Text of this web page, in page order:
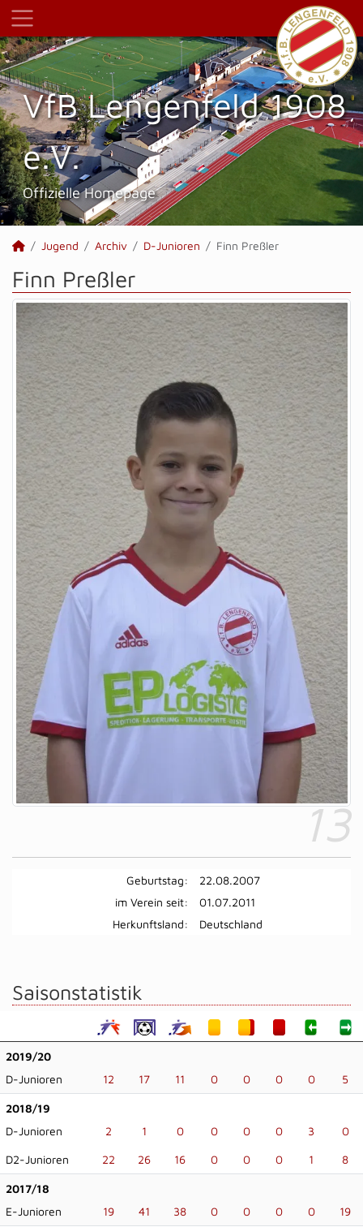
VfB Lengenfeld 1908
e.V.
Offizielle Homepage
Jugend Archiv D-Junioren Finn Preßler
Finn Preßler
13
Geburtstag:
22.08.2007
im Verein seit:
01.07.2011
Herkunftsland:
Deutschland
Saisonstatistik
2019/20
D-Junioren
12 17 11 0 0 0 0 5
2018/19
D-Junioren
2 1 0 0 0 0 3 0
D2-Junioren 22 26 16 0 0 0 1 8
2017/18
E-Junioren
19 41 38 0 0 0 0 19